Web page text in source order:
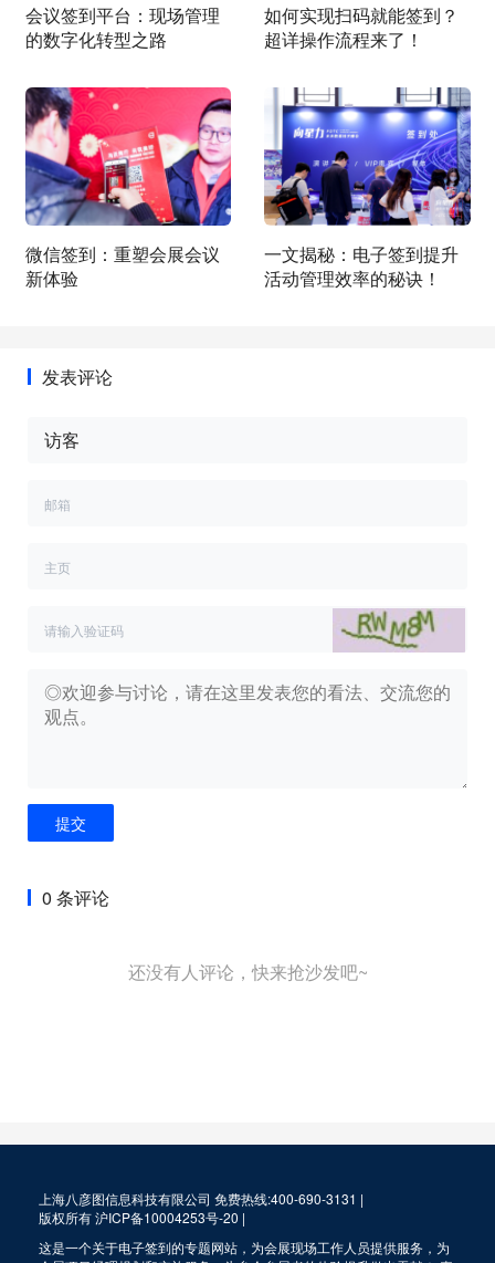
会议签到平台：现场管理
的数字化转型之路
如何实现扫码就能签到？
超详操作流程来了！
微信签到：重塑会展会议
新体验
一文揭秘：电子签到提升
活动管理效率的秘诀！
发表评论
提交
0 条评论
还没有人评论，快来抢沙发吧~
上海八彦图信息科技有限公司 免费热线:400-690-3131 |
版权所有沪ICP备10004253号-20 |
这是一个关于电子签到的专题网站，为会展现场工作人员提供服务，为